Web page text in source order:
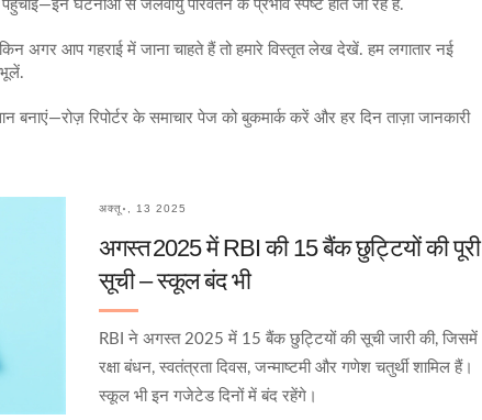
घटनाओं से जलवायु परिवर्तन के प्रभाव स्पष्ट होते जा रहे हैं.
अगर आप गहराई में जाना चाहते हैं तो हमारे विस्तृत लेख देखें. हम लगातार नई
बनाएं—रोज़ रिपोर्टर के समाचार पेज को बुकमार्क करें और हर दिन ताज़ा जानकारी
अक्तू॰, 13 2025
अगस्त 2025 में RBI की 15 बैंक छुट्टियों की पूरी
सूची – स्कूल बंद भी
RBI ने अगस्त 2025 में 15 बैंक छुट्टियों की सूची जारी की, जिसमें
रक्षा बंधन, स्वतंत्रता दिवस, जन्माष्टमी और गणेश चतुर्थी शामिल हैं।
स्कूल भी इन गजेटेड दिनों में बंद रहेंगे।